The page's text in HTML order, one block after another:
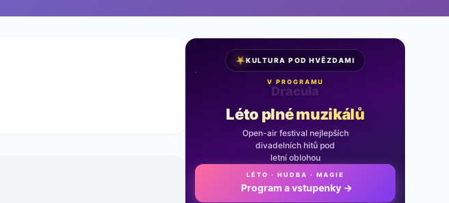
★KULTURA POD HVĚZDAMI
V PROGRAMU
Noc na Karlštejně
Léto plné muzikálů
Open-air festival nejlepších
divadelních hitů pod
letní oblohou
LÉTO · HUDBA · MAGIE
Program a vstupenky →